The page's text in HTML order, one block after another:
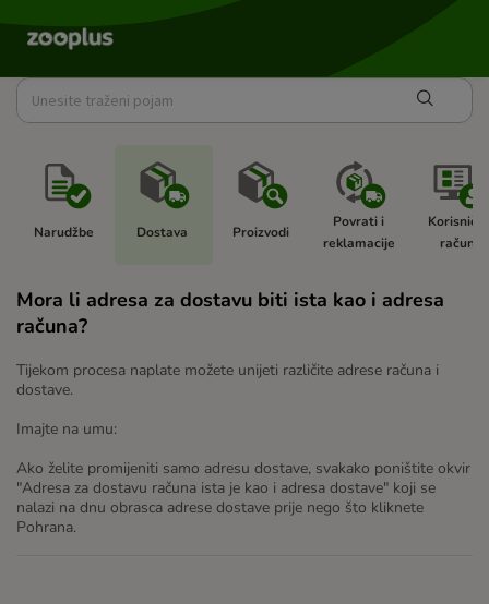
Narudžbe Dostava Proizvodi
Povrati i
reklamacije
Korisnički
račun
Mora li adresa za dostavu biti ista kao i adresa
računa?
Tijekom procesa naplate možete unijeti različite adrese računa i
dostave.
Imajte na umu:
Ako želite promijeniti samo adresu dostave, svakako poništite okvir
"Adresa za dostavu računa ista je kao i adresa dostave" koji se
nalazi na dnu obrasca adrese dostave prije nego što kliknete
Pohrana.